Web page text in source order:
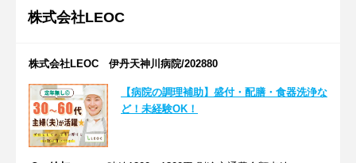
株式会社LEOC
株式会社LEOC 伊丹天神川病院/202880
【病院の調理補助】盛付・配膳・食器洗浄な
ど！未経験OK！